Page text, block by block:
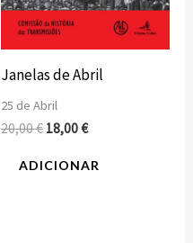
Janelas de Abril
25 de Abril
20,00€ 18,00€
ADICIONAR